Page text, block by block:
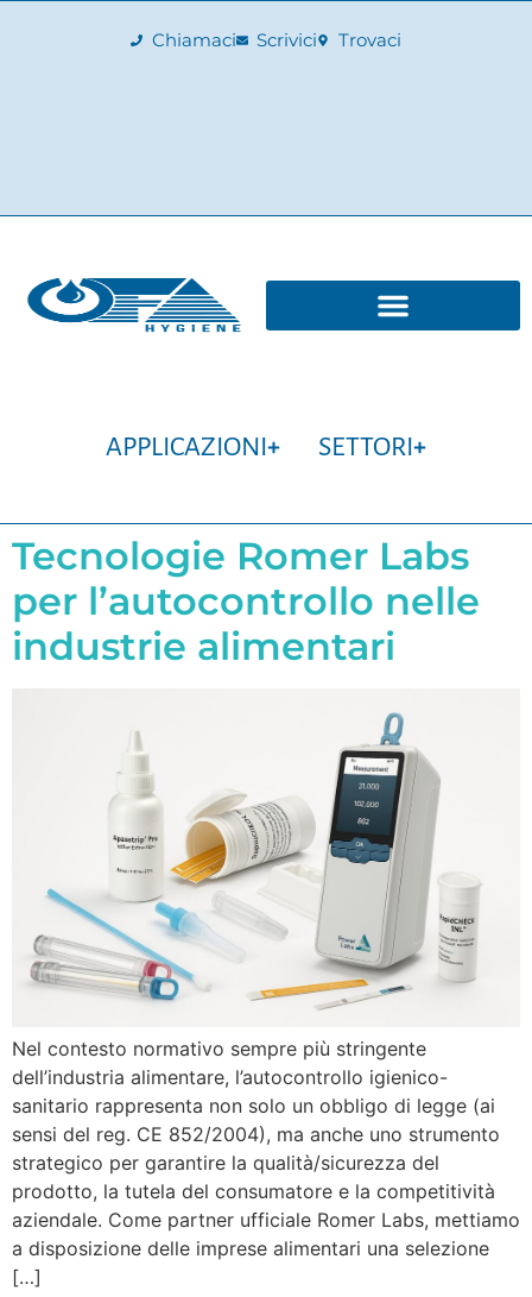
Chiamaci Scrivici Trovaci
APPLICAZIONI SETTORI
Tecnologie Romer Labs
per l’autocontrollo nelle
industrie alimentari
Nel contesto normativo sempre più stringente
dell’industria alimentare, l’autocontrollo igienico-
sanitario rappresenta non solo un obbligo di legge (ai
sensi del reg. CE 852/2004), ma anche uno strumento
strategico per garantire la qualità/sicurezza del
prodotto, la tutela del consumatore e la competitività
aziendale. Come partner ufficiale Romer Labs, mettiamo
a disposizione delle imprese alimentari una selezione
[…]